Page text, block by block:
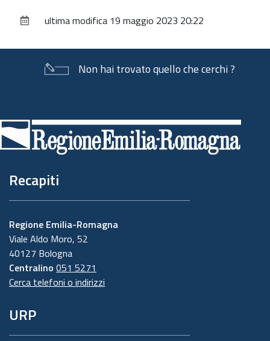
documentoultima modifica 19 maggio 2023 20:22
Non hai trovato quello che cerchi ?
di
pagina
Recapiti
Regione Emilia-Romagna
Viale Aldo Moro, 52
40127 Bologna
Centralino 051 5271
Cerca telefoni o indirizzi
URP